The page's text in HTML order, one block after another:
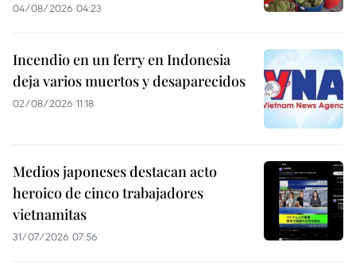
04/08/2026 04:23
Incendio en un ferry en Indonesia
deja varios muertos y desaparecidos
02/08/2026 11:18
Medios japoneses destacan acto
heroico de cinco trabajadores
vietnamitas
31/07/2026 07:56